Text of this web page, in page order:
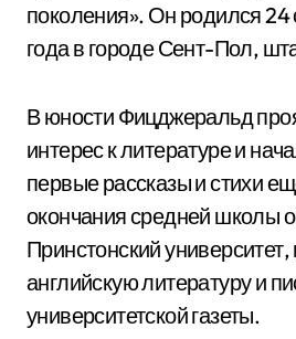
поколения». Он родился 24
года в городе Сент-Пол,
В юности Фицджеральд
интерес к литературе и
первые рассказы и стихи
окончания средней школы
Принстонский университет,
английскую литературу и
университетской газеты.